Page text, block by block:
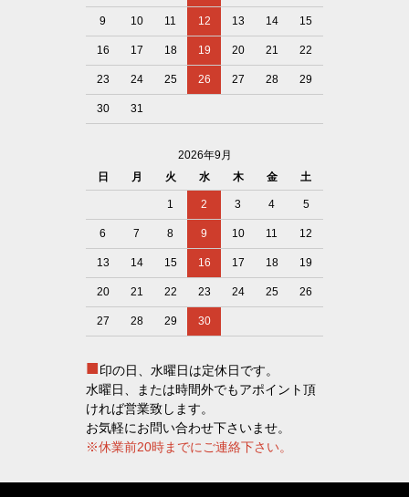
9 10 11 12 13 14 15
16 17 18 19 20 21 22
23 24 25 26 27 28 29
30 31
2026年9月
日
月 火 水 木 金 土
1 2 3 4 5
6 7 8 9 10 11 12
13 14 15 16 17 18 19
20 21 22 23 24 25 26
27 28 29 30
■印の日、水曜日は定休日です。
水曜日、または時間外でもアポイント頂
ければ営業致します。
お気軽にお問い合わせ下さいませ。
※休業前20時までにご連絡下さい。